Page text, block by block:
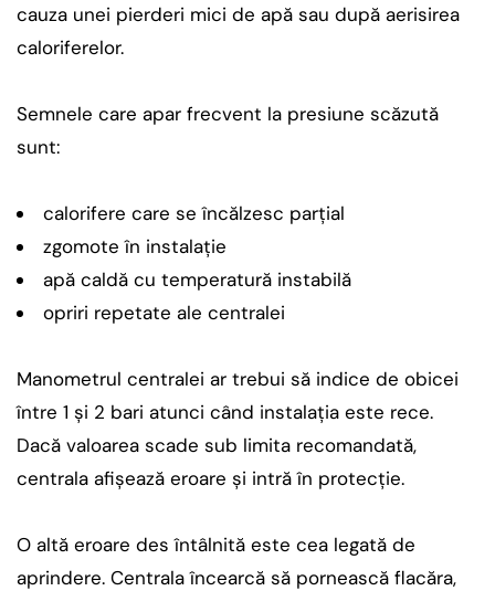
cauza unei pierderi mici de apă sau după aerisirea
caloriferelor.
Semnele care apar frecvent la presiune scăzută
sunt:
calorifere care se încălzesc parțial
zgomote în instalație
apă caldă cu temperatură instabilă
opriri repetate ale centralei
Manometrul centralei ar trebui să indice de obicei
între 1 și 2 bari atunci când instalația este rece.
Dacă valoarea scade sub limita recomandată,
centrala afișează eroare și intră în protecție.
O altă eroare des întâlnită este cea legată de
aprindere. Centrala încearcă să pornească flacăra,